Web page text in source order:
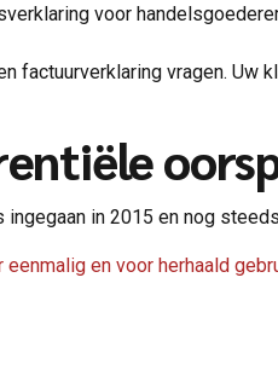
voor
factuurverklaring vragen. Uw
in 2015 en nog
en voor herhaald